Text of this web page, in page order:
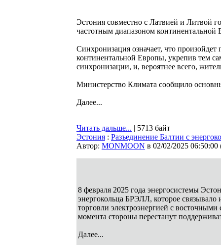
Эстония совместно с Латвией и Литвой
частотным диапазоном континентальной
Синхронизация означает, что
континентальной Европы, укрепив тем
синхронизации, и, вероятнее всего,
Министерство Климата сообщило
Далее...
Читать дальше... | 5713 байт
Эстония : Разъединение Балтии с
Автор: MONMOON в 02/02/2025 06:50:00
8 февраля 2025 года энергосистемы
энергокольца БРЭЛЛ, которое
торговли электроэнергией с
момента стороны перестанут
Далее...